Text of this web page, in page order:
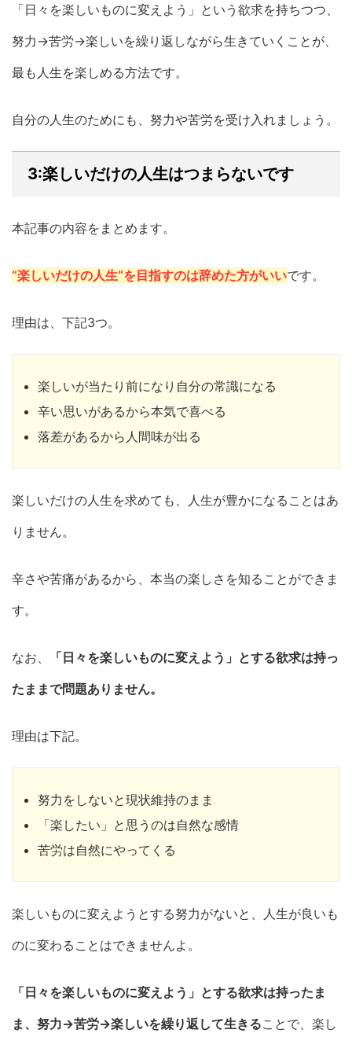
「日々を楽しいものに変えよう」という欲求を持ちつつ、
努力→苦労→楽しいを繰り返しながら生きていくことが、
最も人生を楽しめる方法です。
自分の人生のためにも、努力や苦労を受け入れましょう。
3:楽しいだけの人生はつまらないです
本記事の内容をまとめます。
“楽しいだけの人生“を目指すのは辞めた方がいいです。
理由は、下記3つ。
楽しいが当たり前になり自分の常識になる
辛い思いがあるから本気で喜べる
落差があるから人間味が出る
楽しいだけの人生を求めても、人生が豊かになることはあ
りません。
辛さや苦痛があるから、本当の楽しさを知ることができま
す。
なお、
「日々を楽しいものに変えよう」とする欲求は持っ
たままで問題ありません。
理由は下記。
努力をしないと現状維持のまま
「楽したい」と思うのは自然な感情
苦労は自然にやってくる
楽しいものに変えようとする努力がないと、人生が良いも
のに変わることはできませんよ。
「日々を楽しいものに変えよう」とする欲求は持ったま
ま、努力→苦労→楽しいを繰り返して生きることで、楽し